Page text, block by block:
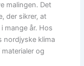
malingen. Det
der sikrer, at
mange år. Hos
nordjyske klima
og